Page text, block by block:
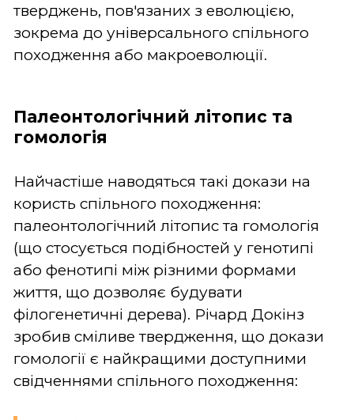
тверджень, пов'язаних з еволюцією,
зокрема до універсального спільного
походження або макроеволюції.
Палеонтологічний літопис та
гомологія
Найчастіше наводяться такі докази на
користь спільного походження:
палеонтологічний літопис та гомологія
(що стосується подібностей у генотипі
або фенотипі між різними формами
життя, що дозволяє будувати
філогенетичні дерева). Річард Докінз
зробив сміливе твердження, що докази
гомології є найкращими доступними
свідченнями спільного походження: